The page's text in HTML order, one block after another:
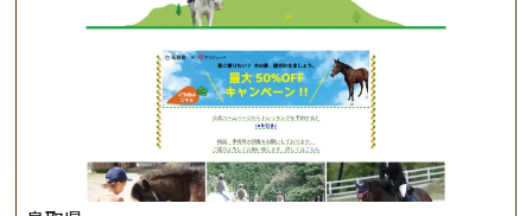
軽速歩(けいはやあし)ができるようになったら スタート
クラスへ。 グループレッスンで馬のスピードを調整し
ながら 軽速歩・正反撞(せいはんどう)を学びます。 安定
した手綱操作と軽速歩・正反撞ができるようになれば
駈歩(かけあし)練習に入ります。 ホップクラス スタート
クラスで常歩(なみあし)や 速歩、駈歩の初歩をマスター